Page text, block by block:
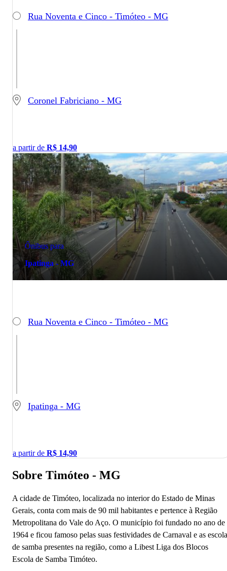
Rua Noventa e Cinco - Timóteo - MG
Coronel Fabriciano - MG
a partir de R$ 14,90
Ônibus para
Ipatinga - MG
Rua Noventa e Cinco - Timóteo - MG
Ipatinga - MG
a partir de R$ 14,90
Sobre Timóteo - MG
A cidade de Timóteo, localizada no interior do Estado de Minas
Gerais, conta com mais de 90 mil habitantes e pertence à Região
Metropolitana do Vale do Aço. O município foi fundado no ano de
1964 e ficou famoso pelas suas festividades de Carnaval e as
de samba presentes na região, como a Libest Liga dos Blocos
Escola de Samba Timóteo.